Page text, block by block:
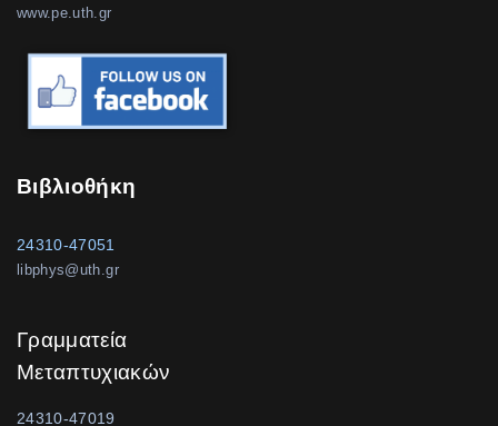
www.pe.uth.gr
Βιβλιοθήκη
24310-47051
libphys@uth.gr
Γραμματεία
Μεταπτυχιακών
24310-47019